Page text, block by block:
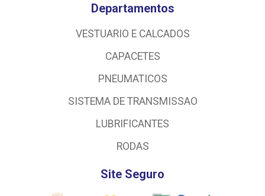
Departamentos
VESTUARIO E CALCADOS
CAPACETES
PNEUMATICOS
SISTEMA DE TRANSMISSAO
LUBRIFICANTES
RODAS
Site Seguro